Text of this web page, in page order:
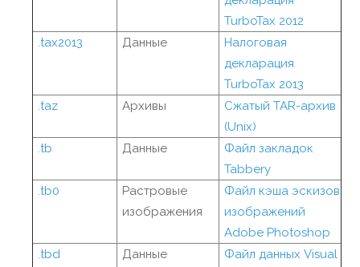
TurboTax 2012
.tax2013
Данные
Налоговая
декларация
TurboTax 2013
.taz
Архивы
Сжатый TAR-архив
(Unix)
.tb
Данные
Файл закладок
Tabbery
.tb0
Растровые
изображения
Файл кэша эскизов
изображений
Adobe Photoshop
.tbd
Данные
Файл данных Visual